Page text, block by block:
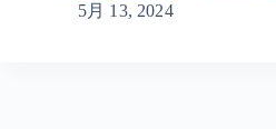
5月 13, 2024